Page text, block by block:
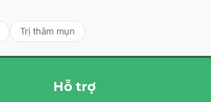
Trị thâm mụn
Hỗ trợ